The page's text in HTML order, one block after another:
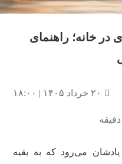
خانه؛ راهنمای
۲۰ خرداد ۱۴۰۵ | ۱۸:۰۰
یادشان می‌رود که به بقیه